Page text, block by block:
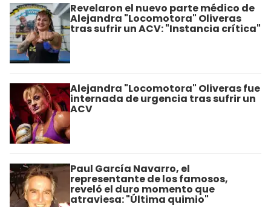
Revelaron el nuevo parte médico de
Alejandra "Locomotora" Oliveras
tras sufrir un ACV: "Instancia crítica"
Alejandra "Locomotora" Oliveras fue
internada de urgencia tras sufrir un
ACV
Paul García Navarro, el
representante de los famosos,
reveló el duro momento que
atraviesa: "Última quimio"